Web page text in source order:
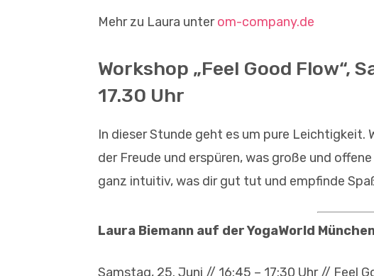
Mehr zu Laura unterom-company.de
Workshop „Feel Good Flow“,
17.30 Uhr
In dieser Stunde geht es um pure Leichtigkeit.
der Freude und erspüren, was große und
ganz intuitiv, was dir gut tut und empfinde
Laura Biemann auf der YogaWorld
Samstag, 25. Juni // 16:45 – 17:30 Uhr // Feel